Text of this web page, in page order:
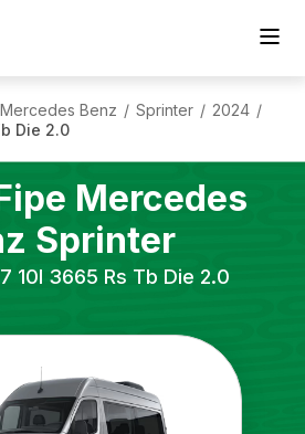
Mercedes Benz / Sprinter / 2024 /
Die 2.0
Mercedes
Sprinter
10l 3665 Rs Tb Die 2.0